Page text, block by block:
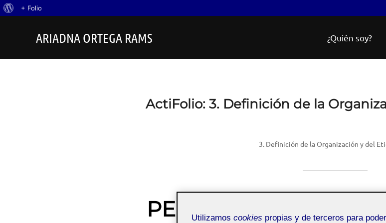
Acerca
WordPress
+ Folio
ARIADNA ORTEGA RAMS ¿Quién soy?
ActiFolio: 3. Definición de la
3. Definición de la Organización y del
PEC 3 – Definició de
Utilizamos cookies propias y de terceros para